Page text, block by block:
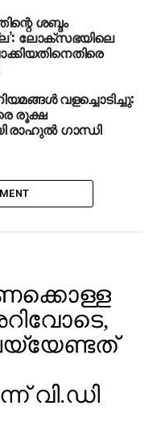
വ്യക്തമായ
നേതാവിനെയാണ്
സമ്മേളനത്തില്‍
വസ്തുനിഷ്ഠമായി
ഏറ്റുപറയുന്ന,
ആവേശം
ശബ്ദം
ലോക്‌സഭയിലെ
വളച്ചൊടിച്ചു:
രൂക്ഷ
രാഹുല്‍ ഗാന്ധി
വി.ഡി